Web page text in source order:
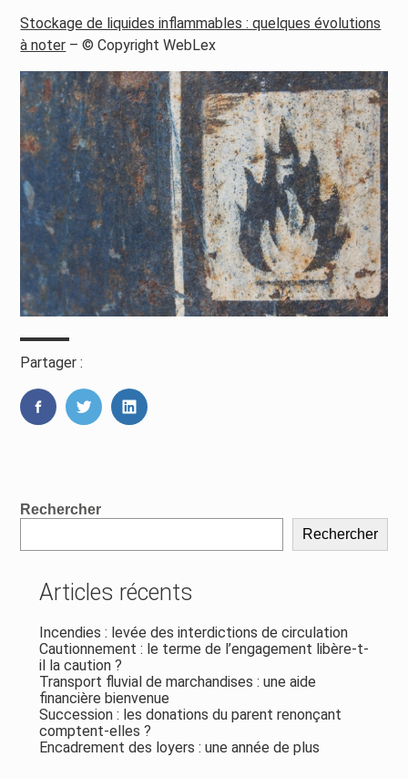
Stockage de liquides inflammables : quelques évolutions
à noter – © Copyright WebLex
Partager :
FaceBookTwitterLinkedIn
Blog
Rechercher
Rechercher
Articles récents
Incendies : levée des interdictions de circulation
Cautionnement : le terme de l’engagement libère-t-
il la caution ?
Transport fluvial de marchandises : une aide
financière bienvenue
Succession : les donations du parent renonçant
comptent-elles ?
Encadrement des loyers : une année de plus